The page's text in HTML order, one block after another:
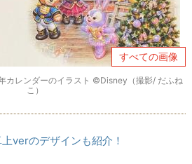
すべての画像
カレンダーのイラスト ©Disney（撮影/ だふね
こ）
verのデザインも紹介！